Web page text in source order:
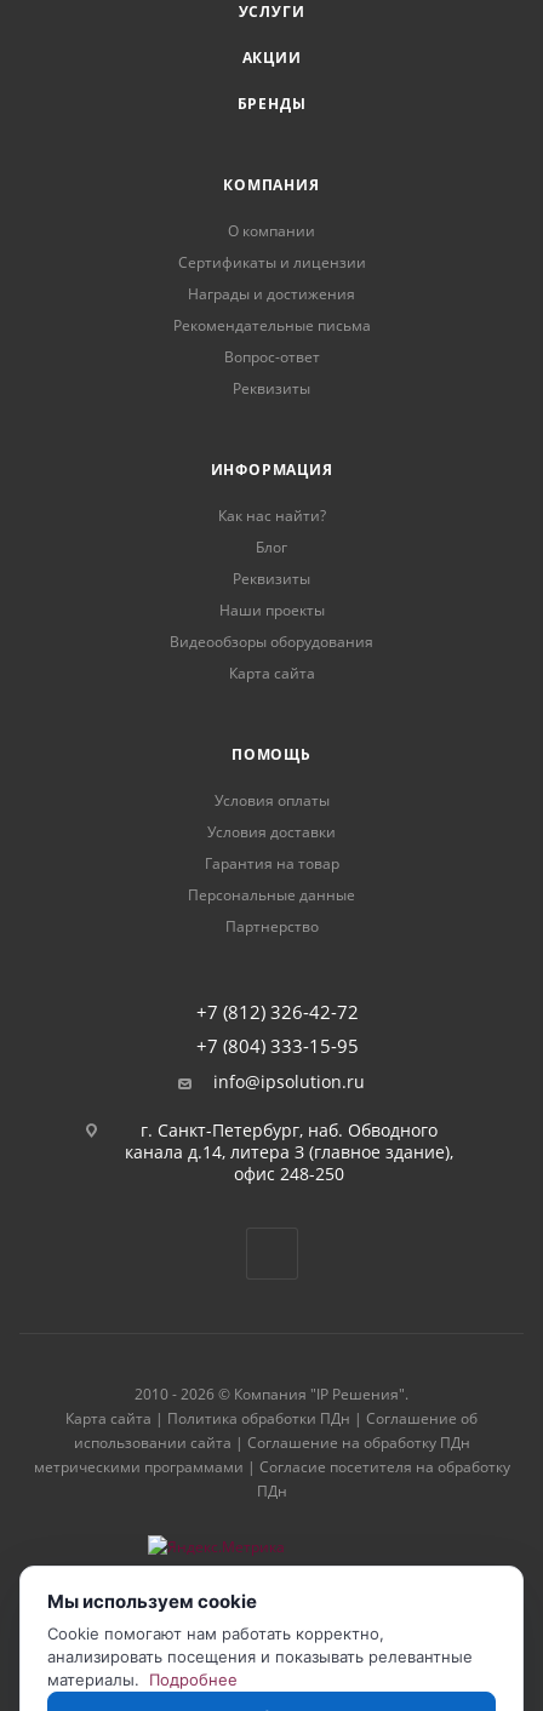
УСЛУГИ
АКЦИИ
БРЕНДЫ
КОМПАНИЯ
О компании
Сертификаты и лицензии
Награды и достижения
Рекомендательные письма
Вопрос-ответ
Реквизиты
ИНФОРМАЦИЯ
Как нас найти?
Блог
Реквизиты
Наши проекты
Видеообзоры оборудования
Карта сайта
ПОМОЩЬ
Условия оплаты
Условия доставки
Гарантия на товар
Персональные данные
Партнерство
+7 (812) 326-42-72
+7 (804) 333-15-95
info@ipsolution.ru
г. Санкт-Петербург, наб. Обводного
канала д.14, литера З (главное здание),
офис 248-250
2010 - 2026 © Компания "IP Решения".
Карта сайта | Политика обработки ПДн | Соглашение об
использовании сайта | Соглашение на обработку ПДн
метрическими программами | Согласие посетителя на обработку
ПДн
Мы используем cookie
Cookie помогают нам работать корректно,
анализировать посещения и показывать релевантные
материалы.
Подробнее